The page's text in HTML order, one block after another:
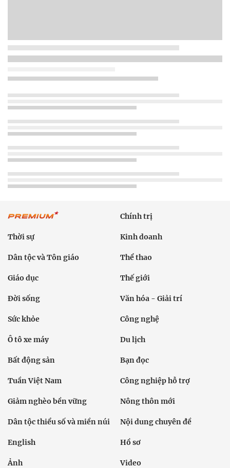
Chính trị
Thời sự Kinh doanh
Dân tộc và Tôn giáo Thể thao
Giáo dục Thế giới
Đời sống Văn hóa - Giải trí
Sức khỏe Công nghệ
Ô tô xe máy Du lịch
Bất động sản Bạn đọc
Tuần Việt Nam Công nghiệp hỗ trợ
Giảm nghèo bền vững Nông thôn mới
Dân tộc thiểu số và miền núi Nội dung chuyên đề
English Hồ sơ
Ảnh Video